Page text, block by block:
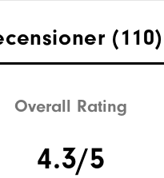
(110)
Overall Rating
4.3/5